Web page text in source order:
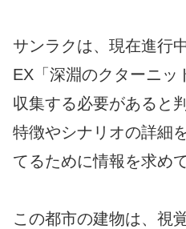
サンラクは、現在進行
EX「深淵のクターニッ
収集する必要があると
特徴やシナリオの詳細
てるために情報を求め
この都市の建物は、視